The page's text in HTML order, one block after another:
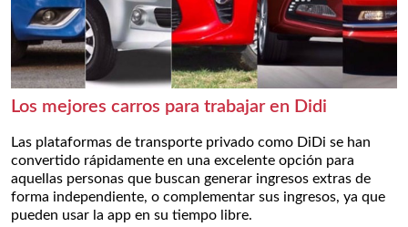
Los mejores carros para trabajar en Didi
Las plataformas de transporte privado como DiDi se han
convertido rápidamente en una excelente opción para
aquellas personas que buscan generar ingresos extras de
forma independiente, o complementar sus ingresos, ya que
pueden usar la app en su tiempo libre.